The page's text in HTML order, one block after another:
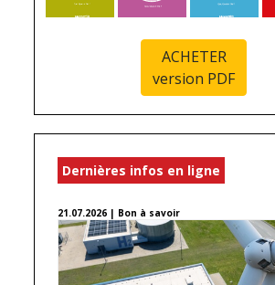
ACHETER
version PDF
Dernières infos en ligne
21.07.2026 | Bon à savoir